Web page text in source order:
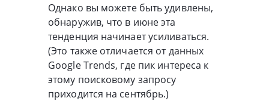
Однако вы можете быть удивлены,
обнаружив, что в июне эта
тенденция начинает усиливаться.
(Это также отличается от данных
Google Trends, где пик интереса к
этому поисковому запросу
приходится на сентябрь.)